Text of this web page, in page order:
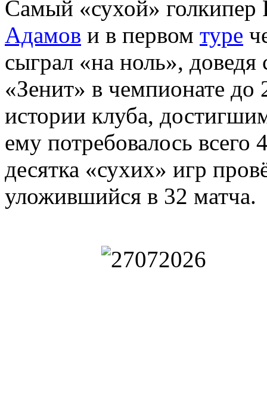
Самый «сухой»
Адамов и в первом туре
сыграл «на ноль»,
«Зенит» в чемпионате
истории клуба,
ему потребовалось
десятка «сухих» игр
уложившийся в 32 матча.